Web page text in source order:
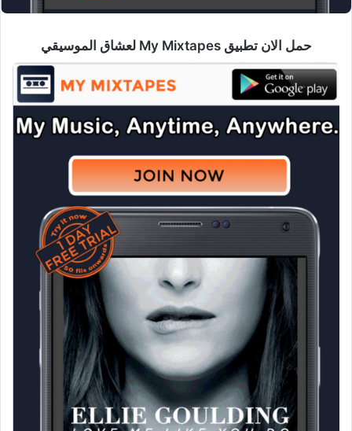
حمل الان تطبيق My Mixtapes لعشاق الموسيقي